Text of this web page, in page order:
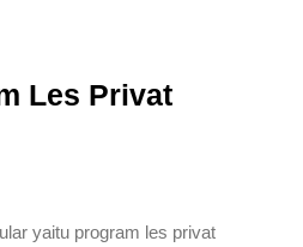
Les Privat
yaitu program les privat